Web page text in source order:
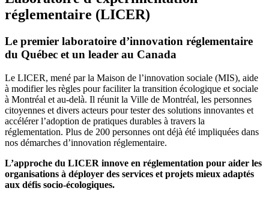
réglementaire (LICER)
Le premier laboratoire d’innovation réglementaire
du Québec et un leader au Canada
Le LICER, mené par la Maison de l’innovation sociale (MIS), aide
à modifier les règles pour faciliter la transition écologique et sociale
à Montréal et au-delà. Il réunit la Ville de Montréal, les personnes
citoyennes et divers acteurs pour tester des solutions innovantes et
accélérer l’adoption de pratiques durables à travers la
réglementation. Plus de 200 personnes ont déjà été impliquées dans
nos démarches d’innovation réglementaire.
L’approche du LICER innove en réglementation pour aider les
organisations à déployer des services et projets mieux adaptés
aux défis socio-écologiques.